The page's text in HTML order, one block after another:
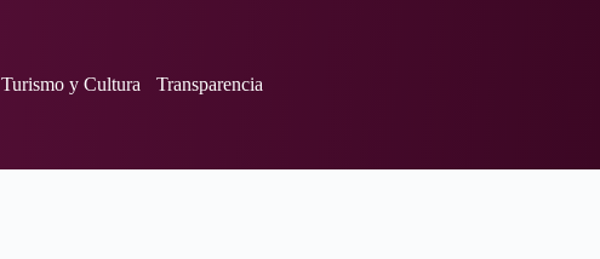
Turismo y Cultura Transparencia